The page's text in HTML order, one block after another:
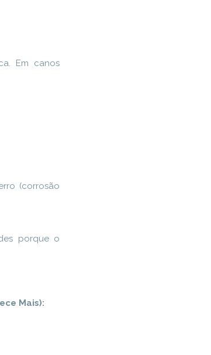
Em canos
(corrosão
porque o
Mais):